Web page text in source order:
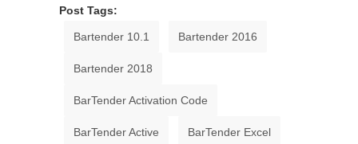
Post Tags:
Bartender 10.1 Bartender 2016
Bartender 2018
BarTender Activation Code
BarTender Active BarTender Excel